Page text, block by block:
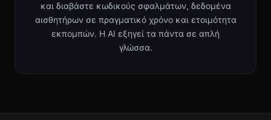
και διαβάστε κωδικούς σφαλμάτων, δεδομένα
αισθητήρων σε πραγματικό χρόνο και ετοιμότητα
εκπομπών. Η AI εξηγεί τα πάντα σε απλή
γλώσσα.